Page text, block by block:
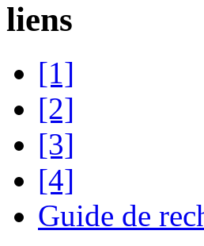
liens
[1]
[2]
[3]
[4]
Guide de